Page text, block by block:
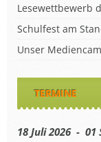
Lesewettbewerb
Schulfest am
Unser
TERMINE
18 Juli 2026 - 01